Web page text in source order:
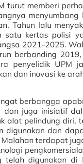
turut memberi
Tahun lalu
satu kertas polisi
2021-2025.
berbanding
penyelidik UPM
dan inovasi ke
berbangga
dan juga inisiatif
alat pelindung
digunakan dan
terdapat
telah digunakan di